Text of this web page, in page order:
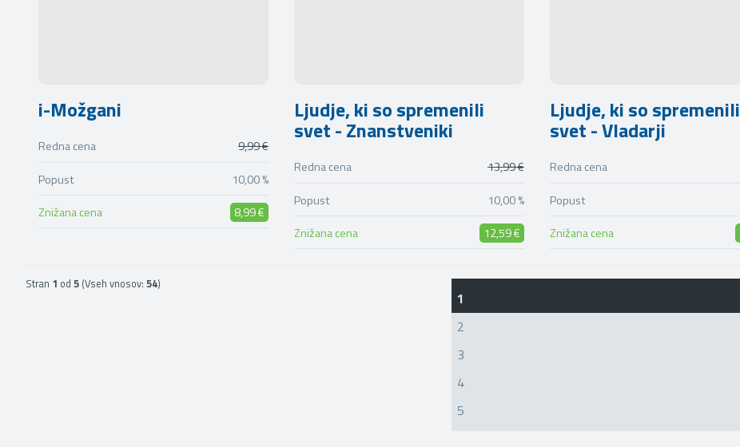
i-Možgani
Redna cena
9,99 €
Popust
10,00 %
Znižana cena
8,99 €
Ljudje, ki so spremenili
svet - Znanstveniki
Redna cena
13,99 €
Popust
10,00 %
Znižana cena
12,59 €
Ljudje, ki so spremenili
svet - Vladarji
Redna cena
Popust
Znižana cena
Stran 1 od 5 (Vseh vnosov: 54)
1
2
3
4
5